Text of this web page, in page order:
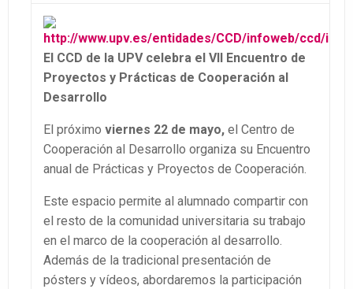
El CCD de la UPV celebra el VII Encuentro de
Proyectos y Prácticas de Cooperación al
Desarrollo
El próximo viernes 22 de mayo, el Centro de
Cooperación al Desarrollo organiza su Encuentro
anual de Prácticas y Proyectos de Cooperación.
Este espacio permite al alumnado compartir con
el resto de la comunidad universitaria su trabajo
en el marco de la cooperación al desarrollo.
Además de la tradicional presentación de
pósters y vídeos, abordaremos la participación